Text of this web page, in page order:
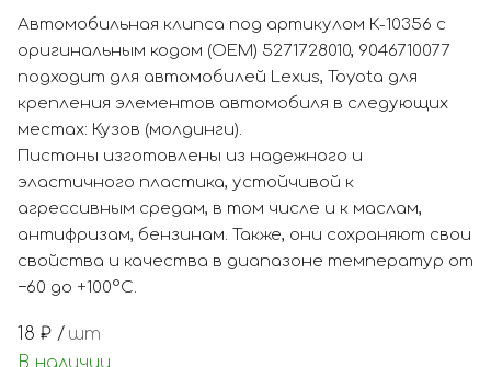
Автомобильная клипса под артикулом К-10356 с
оригинальным кодом (OEM) 5271728010, 9046710077
подходит для автомобилей Lexus, Toyota для
крепления элементов автомобиля в следующих
местах: Кузов (молдинги).
Пистоны изготовлены из надежного и
эластичного пластика, устойчивой к
агрессивным средам, в том числе и к маслам,
антифризам, бензинам. Также, они сохраняют свои
свойства и качества в диапазоне температур от
−60 до +100°С.
18 ₽ / шт
В наличии